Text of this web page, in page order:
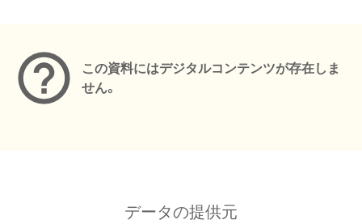
この資料にはデジタルコンテンツが存在しま
せん。
データの提供元